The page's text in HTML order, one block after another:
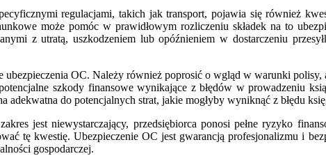
regulacjami, takich jak transport, pojawia się również
może pomóc w prawidłowym rozliczeniu składek na to
z utratą, uszkodzeniem lub opóźnieniem w dostarczeniu
OC. Należy również poprosić o wgląd w warunki
szkody finansowe wynikające z błędów w prowadzeniu
do potencjalnych strat, jakie mogłyby wyniknąć z błędu
jest niewystarczający, przedsiębiorca ponosi pełne ryzyko
tę kwestię. Ubezpieczenie OC jest gwarancją profesjonalizmu i
gospodarczej.